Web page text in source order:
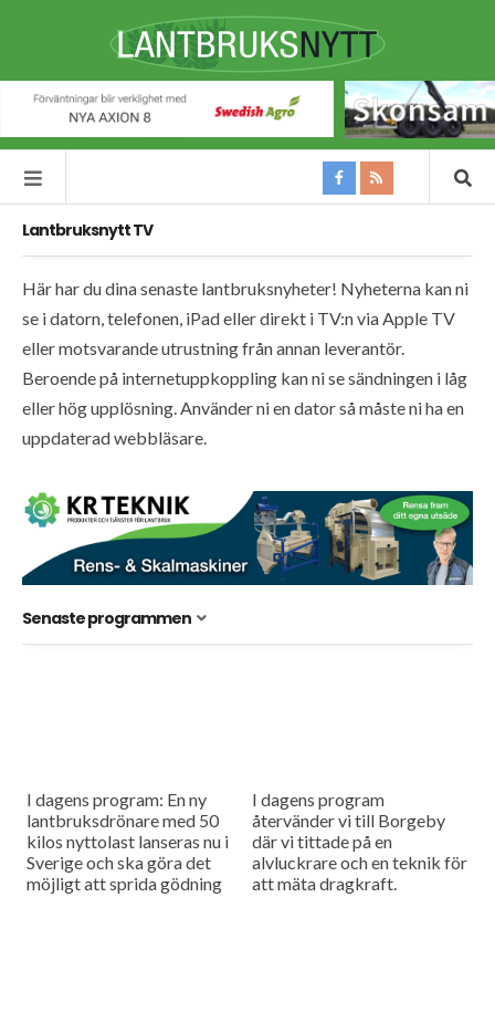
Lantbruksnytt TV
Här har du dina senaste lantbruksnyheter! Nyheterna kan ni
se i datorn, telefonen, iPad eller direkt i TV:n via Apple TV
eller motsvarande utrustning från annan leverantör.
Beroende på internetuppkoppling kan ni se sändningen i låg
eller hög upplösning. Använder ni en dator så måste ni ha en
uppdaterad webbläsare.
Senaste programmen
I dagens program: En ny
lantbruksdrönare med 50
kilos nyttolast lanseras nu i
Sverige och ska göra det
möjligt att sprida gödning
I dagens program
återvänder vi till Borgeby
där vi tittade på en
alvluckrare och en teknik för
att mäta dragkraft.